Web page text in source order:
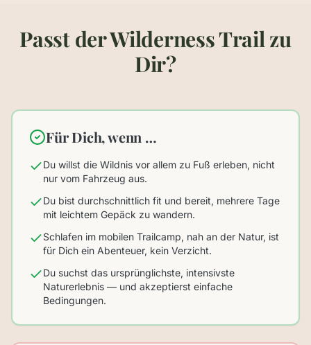
Passt der Wilderness Trail zu
Dir?
Für Dich, wenn …
Du willst die Wildnis vor allem zu Fuß erleben, nicht
nur vom Fahrzeug aus.
Du bist durchschnittlich fit und bereit, mehrere Tage
mit leichtem Gepäck zu wandern.
Schlafen im mobilen Trailcamp, nah an der Natur, ist
für Dich ein Abenteuer, kein Verzicht.
Du suchst das ursprünglichste, intensivste
Naturerlebnis — und akzeptierst einfache
Bedingungen.